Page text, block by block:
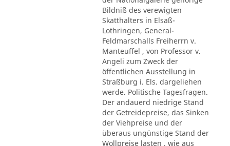
Bildniß des verewigten
Skatthalters in Elsaß-
Lothringen, General-
Feldmarschalls Freiherrn v.
Manteuffel , von Professor v.
Angeli zum Zweck der
öffentlichen Ausstellung in
Straßburg i. Els. dargeliehen
werde. Politische Tagesfragen.
Der andauerd niedrige Stand
der Getreidepreise, das Sinken
der Viehpreise und der
überaus ungünstige Stand der
Wollpreise lasten , wie aus